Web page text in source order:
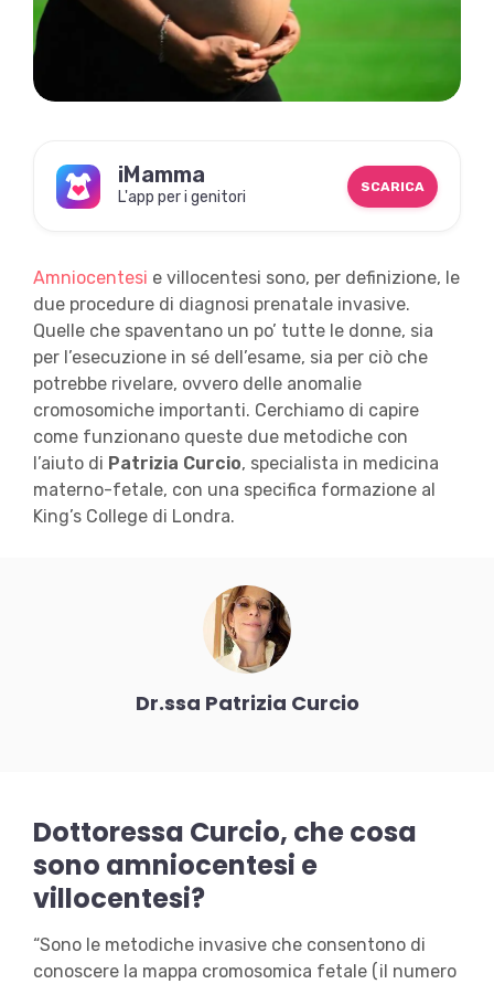
iMamma
L'app per i genitori
SCARICA
Amniocentesi e villocentesi sono, per definizione, le
due procedure di diagnosi prenatale invasive.
Quelle che spaventano un po’ tutte le donne, sia
per l’esecuzione in sé dell’esame, sia per ciò che
potrebbe rivelare, ovvero delle anomalie
cromosomiche importanti. Cerchiamo di capire
come funzionano queste due metodiche con
l’aiuto di Patrizia Curcio, specialista in medicina
materno-fetale, con una specifica formazione al
King’s College di Londra.
Dr.ssa Patrizia Curcio
Dottoressa Curcio, che cosa
sono amniocentesi e
villocentesi?
“Sono le metodiche invasive che consentono di
conoscere la mappa cromosomica fetale (il numero